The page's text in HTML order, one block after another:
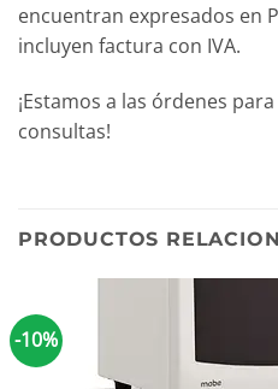
encuentran expresados en
incluyen factura con IVA.
¡Estamos a las órdenes
consultas!
PRODUCTOS
-10%